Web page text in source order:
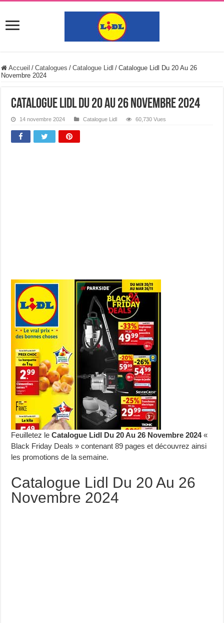
Accueil / Catalogues / Catalogue Lidl / Catalogue Lidl Du 20 Au 26
Novembre 2024
Catalogue Lidl Du 20 Au 26 Novembre 2024
14 novembre 2024 Catalogue Lidl 60,730 Vues
Feuilletez leCatalogue Lidl Du 20 Au 26 Novembre 2024«
Black Friday Deals » contenant 89 pages et découvrez ainsi
les promotions de la semaine.
Catalogue Lidl Du 20 Au 26
Novembre 2024